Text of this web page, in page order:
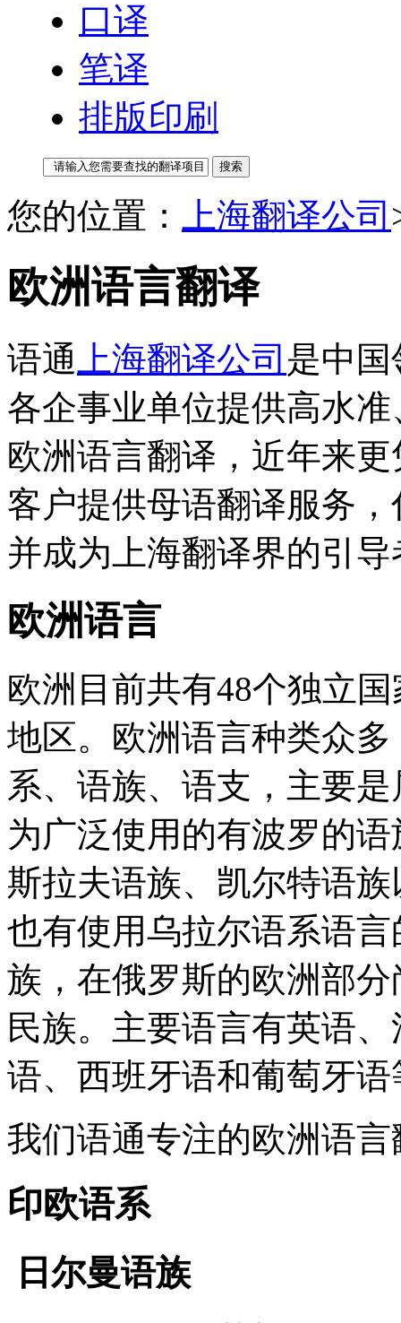
口译
笔译
排版印刷
您的位置： 上海翻译公司
欧洲语言翻译
语通 上海翻译公司 是中
各企事业单位提供高水
欧洲语言翻译，近年来
客户提供母语翻译服务
并成为上海翻译界的引导
欧洲语言
欧洲目前共有48个独立
地区。欧洲语言种类众
系、语族、语支，主要
为广泛使用的有波罗的
斯拉夫语族、凯尔特语
也有使用乌拉尔语系语
族，在俄罗斯的欧洲部
民族。主要语言有英语
语、西班牙语和葡萄牙语
我们语通专注的欧洲语
印欧语系
日尔曼语族